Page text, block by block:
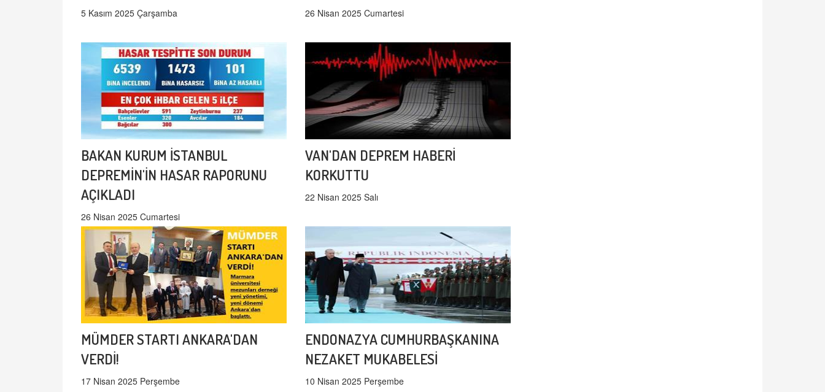
5 Kasım 2025 Çarşamba 26 Nisan 2025 Cumartesi
BAKAN KURUM İSTANBUL
DEPREMİN'İN HASAR RAPORUNU
AÇIKLADI
26 Nisan 2025 Cumartesi
VAN'DAN DEPREM HABERİ
KORKUTTU
22 Nisan 2025 Salı
MÜMDER STARTI ANKARA'DAN
VERDİ!
17 Nisan 2025 Perşembe
ENDONAZYA CUMHURBAŞKANINA
NEZAKET MUKABELESİ
10 Nisan 2025 Perşembe